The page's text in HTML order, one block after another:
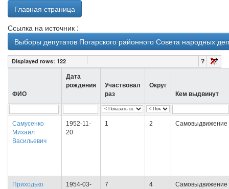
Главная страница
Ссылка на источник :
Выборы депутатов Погарского районного Совета народных
Displayed rows: 122 ?
ФИО
Дата
рождения
Участвовал
раз
Округ
Кем выдвинут
Самусенко
Михаил
Васильевич
1952-11-
20
1 2 Самовыдвижение
Приходько
1954-03-
7 4 Самовыдвижение